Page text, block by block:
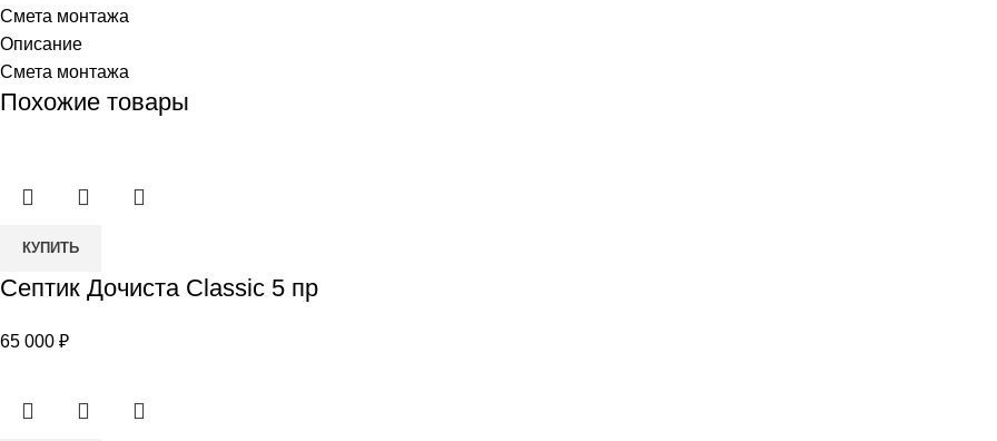
Смета монтажа
Описание
Смета монтажа
Похожие товары
Количество
Септик
Сlassic
КУПИТЬ
Септик Дочиста Сlassic 5 пр
65 000 ₽